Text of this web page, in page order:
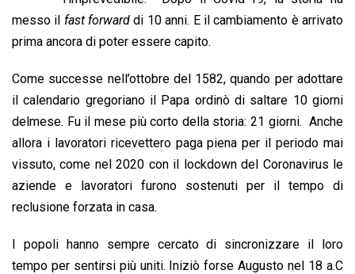
o
o
A
p
d
I
d
s
i
n
messo il fast forward di 10 anni. E il cambiamento è arrivato
prima ancora di poter essere capito.
Come successe nell’ottobre del 1582, quando per adottare
il calendario gregoriano il Papa ordinò di saltare 10 giorni
delmese. Fu il mese più corto della storia: 21 giorni. Anche
allora i lavoratori ricevettero paga piena per il periodo mai
vissuto, come nel 2020 con il lockdown del Coronavirus le
aziende e lavoratori furono sostenuti per il tempo di
reclusione forzata in casa.
I popoli hanno sempre cercato di sincronizzare il loro
tempo per sentirsi più uniti. Iniziò forse Augusto nel 18 a.C